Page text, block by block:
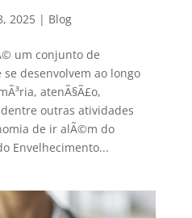
2025| Blog
um conjunto de
desenvolvem ao longo
atenÃ§Ã£o,
outras atividades
de ir alÃ©m do
Envelhecimento...